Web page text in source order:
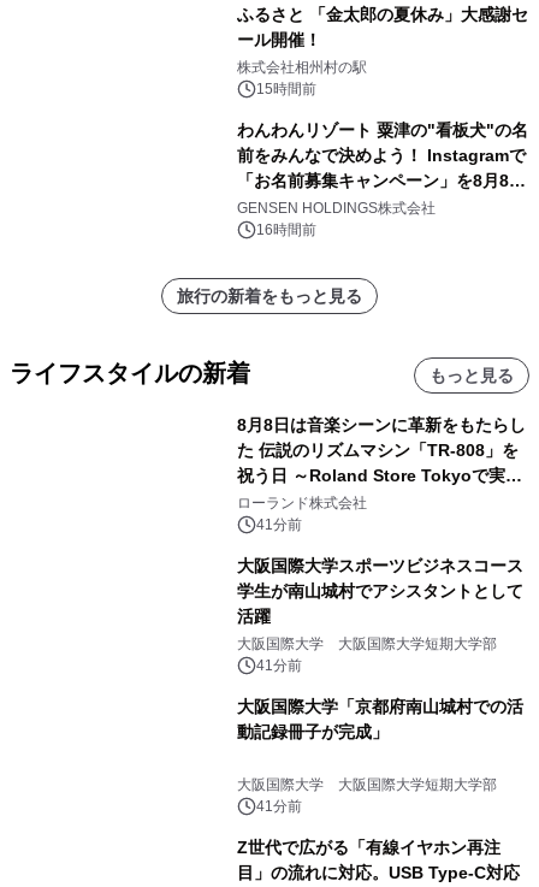
ふるさと 「金太郎の夏休み」大感謝セ
ール開催！
株式会社相州村の駅
15時間前
わんわんリゾート 粟津の"看板犬"の名
前をみんなで決めよう！ Instagramで
「お名前募集キャンペーン」を8月8日
(土)より開催
GENSEN HOLDINGS株式会社
16時間前
旅行の新着をもっと見る
ライフスタイルの新着 もっと見る
8月8日は音楽シーンに革新をもたらし
た 伝説のリズムマシン「TR-808」を
祝う日 ～Roland Store Tokyoで実機
を展示しての 記念キャンペーンを開
催 英国ラジオ「NTS」の 特別プログ
アーティストを フィーチャーしたアニ
メーションを公開～
ローランド株式会社
41分前
大阪国際大学スポーツビジネスコース
学生が南山城村でアシスタントとして
活躍
大阪国際大学 大阪国際大学短期大学部
41分前
大阪国際大学「京都府南山城村での活
動記録冊子が完成」
大阪国際大学 大阪国際大学短期大学部
41分前
Z世代で広がる「有線イヤホン再注
目」の流れに対応。USB Type-C対応